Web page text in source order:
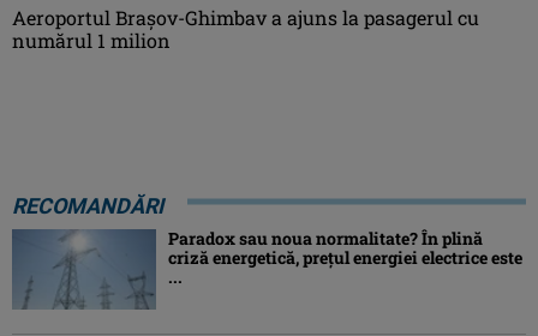
Aeroportul Brașov-Ghimbav a ajuns la pasagerul cu
numărul 1 milion
RECOMANDĂRI
Paradox sau noua normalitate? În plină
criză energetică, prețul energiei electrice este
...